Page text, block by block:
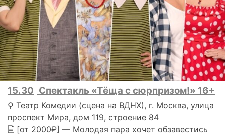
15.30 Спектакль «Тёща с сюрпризом!» 16+
⚲ Театр Комедии (сцена на ВДНХ), г. Москва, улица
проспект Мира, дом 119, строение 84
🗎 [от 2000₽] — Молодая пара хочет обзавестись